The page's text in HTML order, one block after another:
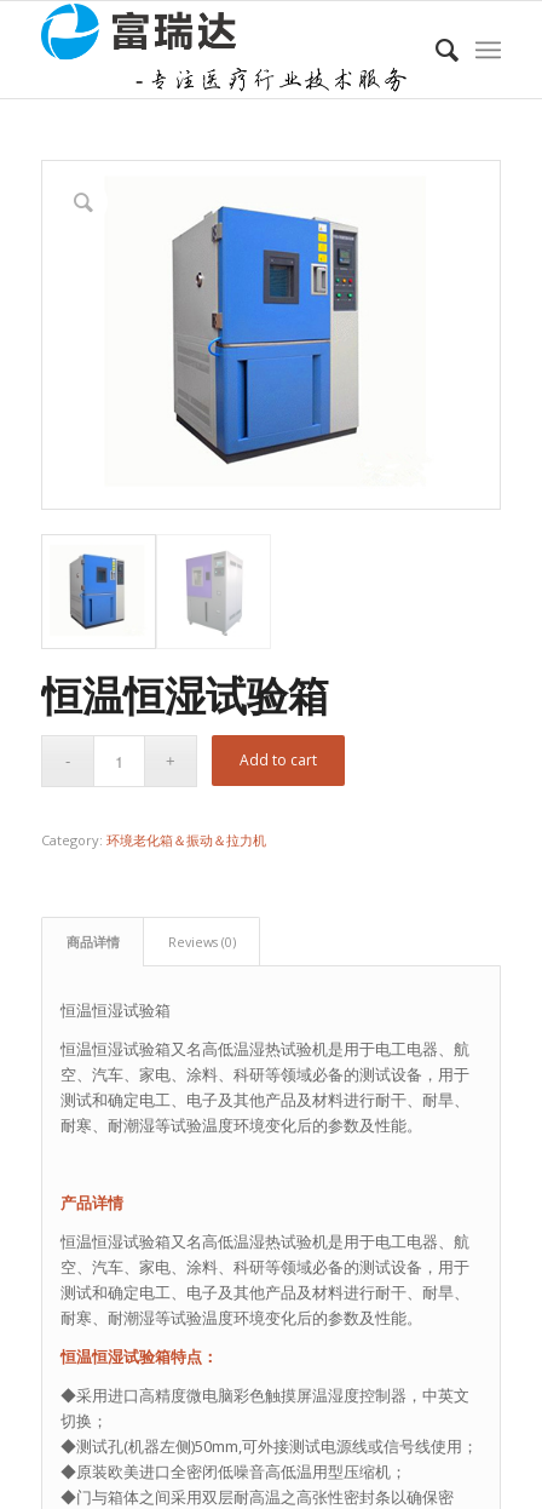
恒温恒湿试验箱
Add to cart
Category: 环境老化箱＆振动＆拉力机
商品详情 Reviews (0)
恒温恒湿试验箱
恒温恒湿试验箱又名高低温湿热试验机是用于电工电器、航
空、汽车、家电、涂料、科研等领域必备的测试设备，用于
测试和确定电工、电子及其他产品及材料进行耐干、耐旱、
耐寒、耐潮湿等试验温度环境变化后的参数及性能。
产品详情
恒温恒湿试验箱又名高低温湿热试验机是用于电工电器、航
空、汽车、家电、涂料、科研等领域必备的测试设备，用于
测试和确定电工、电子及其他产品及材料进行耐干、耐旱、
耐寒、耐潮湿等试验温度环境变化后的参数及性能。
恒温恒湿试验箱特点：
◆采用进口高精度微电脑彩色触摸屏温湿度控制器，中英文
切换；
◆测试孔(机器左侧)50mm,可外接测试电源线或信号线使用；
◆原装欧美进口全密闭低噪音高低温用型压缩机；
◆门与箱体之间采用双层耐高温之高张性密封条以确保密